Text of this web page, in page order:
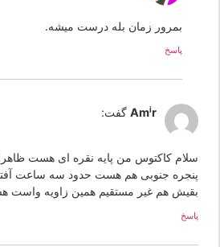
بمرور زمان بله درست میشه.
Amir گفت:
کاکتوس من پایه نقره ای هست ظاهرا
جنوبی هم هست حدود سه ساعت آفتاب
هم غیر مستقیم همین زاویه واست هست